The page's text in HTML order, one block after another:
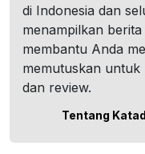
di Indonesia dan
menampilkan
membantu Anda
memutuskan untuk
dan review.
Tentang